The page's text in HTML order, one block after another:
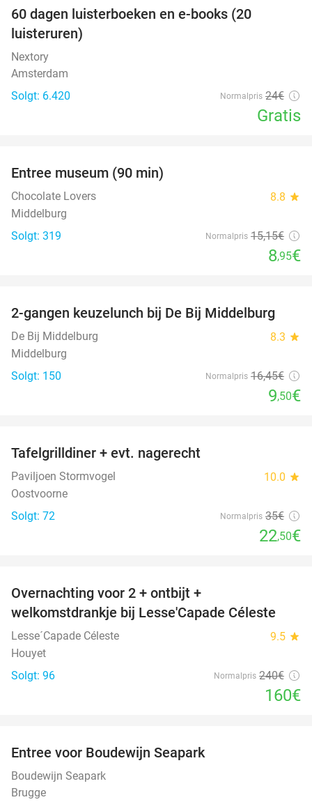
60 dagen luisterboeken en e-books (20
luisteruren)
Nextory
Amsterdam
Solgt: 6.420
Normalpris 24€
Gratis
Entree museum (90 min)
Chocolate Lovers 8.8 star
Middelburg
Solgt: 319
Normalpris 15,15€
8,95€
42%
2-gangen keuzelunch bij De Bij Middelburg
De Bij Middelburg 8.3 star
Middelburg
Solgt: 150
Normalpris 16,45€
9,50€
Tafelgrilldiner + evt. nagerecht
Paviljoen Stormvogel 10.0 star
Oostvoorne
Solgt: 72
Normalpris 35€
22,50€
Overnachting voor 2 + ontbijt +
welkomstdrankje bij Lesse'Capade Céleste
Lesse´Capade Céleste 9.5 star
Houyet
Solgt: 96
Normalpris 240€
160€
Entree voor Boudewijn Seapark
Boudewijn Seapark
Brugge